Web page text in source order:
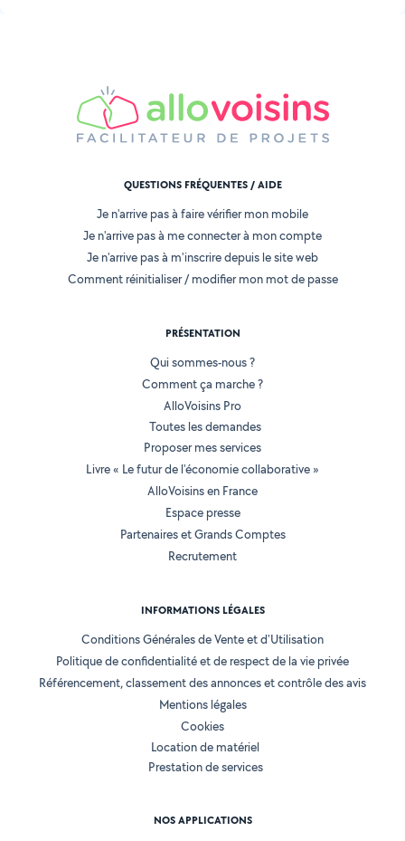
QUESTIONS FRÉQUENTES / AIDE
Je n'arrive pas à faire vérifier mon mobile
Je n'arrive pas à me connecter à mon compte
Je n'arrive pas à m'inscrire depuis le site web
Comment réinitialiser / modifier mon mot de passe
PRÉSENTATION
Qui sommes-nous ?
Comment ça marche ?
AlloVoisins Pro
Toutes les demandes
Proposer mes services
Livre « Le futur de l'économie collaborative »
AlloVoisins en France
Espace presse
Partenaires et Grands Comptes
Recrutement
INFORMATIONS LÉGALES
Conditions Générales de Vente et d'Utilisation
Politique de confidentialité et de respect de la vie privée
Référencement, classement des annonces et contrôle des avis
Mentions légales
Cookies
Location de matériel
Prestation de services
NOS APPLICATIONS